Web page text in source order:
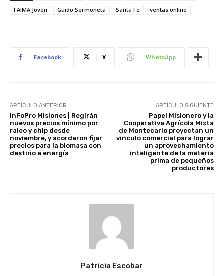
FAIMA Joven
Guido Sermoneta Santa Fe ventas online
Facebook X WhatsApp
ARTÍCULO ANTERIOR
InFoPro Misiones | Regirán
nuevos precios mínimo por
raleo y chip desde
noviembre, y acordaron fijar
precios para la biomasa con
destino a energía
ARTÍCULO SIGUIENTE
Papel Misionero y la
Cooperativa Agrícola Mixta
de Montecarlo proyectan un
vinculo comercial para lograr
un aprovechamiento
inteligente de la materia
prima de pequeños
productores
Patricia Escobar